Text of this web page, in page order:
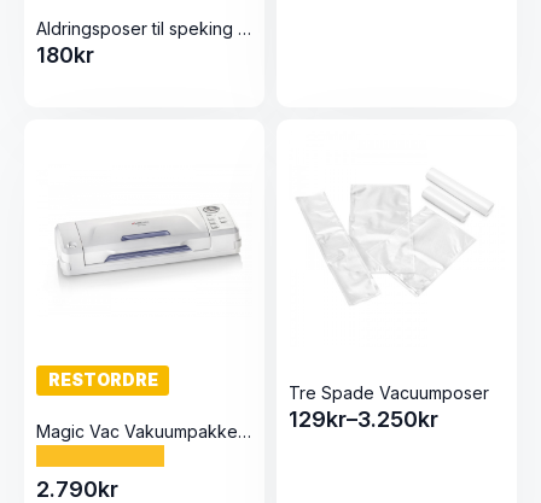
Aldringsposer til speking og røyking 10stk 200×300
180kr
RESTORDRE
Magic Vac Vakuumpakker MASTER
2.790kr
Tre Spade Vacuumposer
129kr–3.250kr
Prisområde: